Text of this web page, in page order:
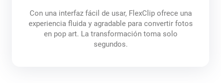
Con una interfaz fácil de usar, FlexClip ofrece una
experiencia fluida y agradable para convertir fotos
en pop art. La transformación toma solo
segundos.